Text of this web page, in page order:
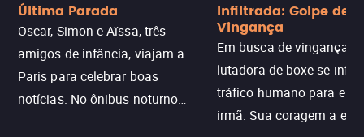
Última Parada
Oscar, Simon e Aïssa, três
amigos de infância, viajam a
Paris para celebrar boas
notícias. No ônibus noturno
Infiltrada: Golpe de
Vingança
Em busca de vingança,
lutadora de boxe se
tráfico humano para
irmã. Sua coragem a